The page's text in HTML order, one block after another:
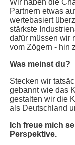
Wir haben die
Partnern etwas
wertebasiert
stärkste
dafür müssen wir
vom Zögern - hin
Was meinst du?
Stecken wir
gebannt wie das
gestalten wir die
als Deutschland
Ich freue mich
Perspektive.